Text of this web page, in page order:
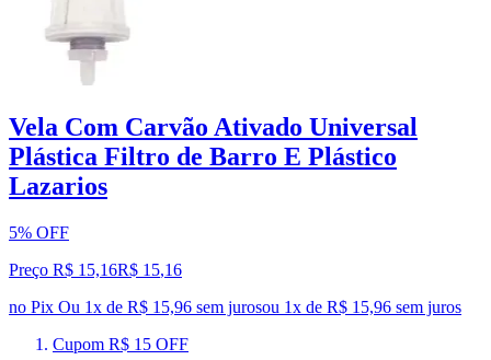
Vela Com Carvão Ativado Universal
Plástica Filtro de Barro E Plástico
Lazarios
5% OFF
Preço R$ 15,16R$ 15,16
no Pix Ou 1x de R$ 15,96 sem jurosou 1x de R$ 15,96 sem juros
Cupom R$ 15 OFF